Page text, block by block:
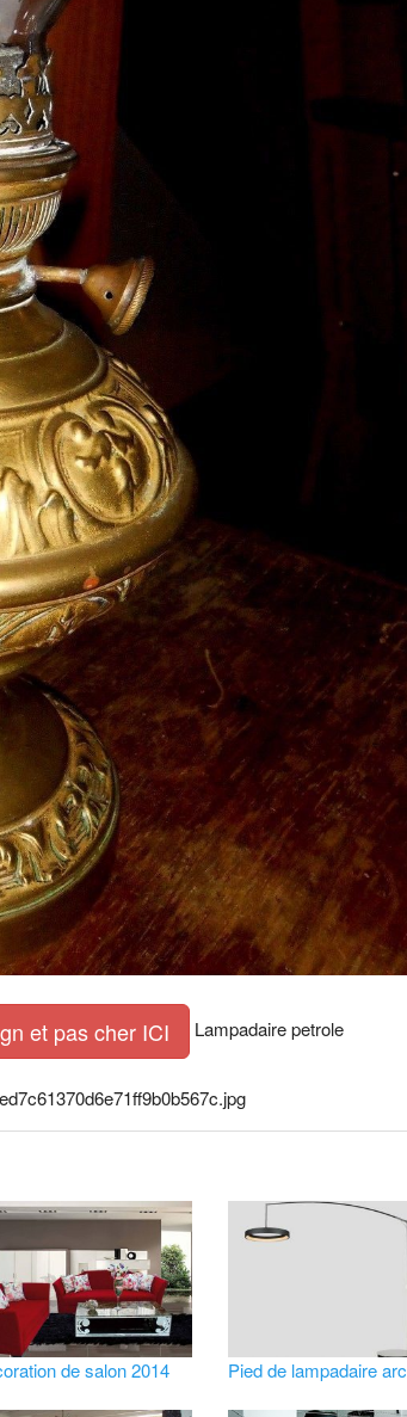
et pas cher ICI Lampadaire petrole
de salon 2014 Pied de lampadaire arc